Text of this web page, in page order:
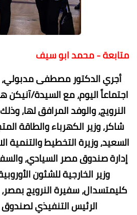
متابعة - محمد ابو سيف
أجري الدكتور مصطفى مدبولي،
اجتماعاً اليوم، مع السيدة/آنيكن
النرويج، والوفد المرافق لها،
شاكر، وزير الكهرباء والطاقة
السعيد، وزيرة التخطيط
إدارة صندوق مصر السيادي،
وزير الخارجية للشئون
كليمتسدال، سفيرة النرويج
الرئيس التنفيذي